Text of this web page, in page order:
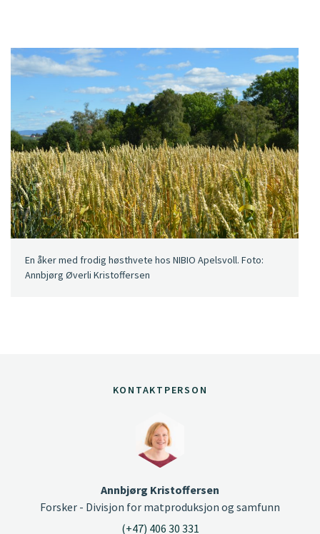
En åker med frodig høsthvete hos NIBIO Apelsvoll. Foto:
Annbjørg Øverli Kristoffersen
KONTAKTPERSON
Annbjørg Kristoffersen
Forsker - Divisjon for matproduksjon og samfunn
(+47) 406 30 331